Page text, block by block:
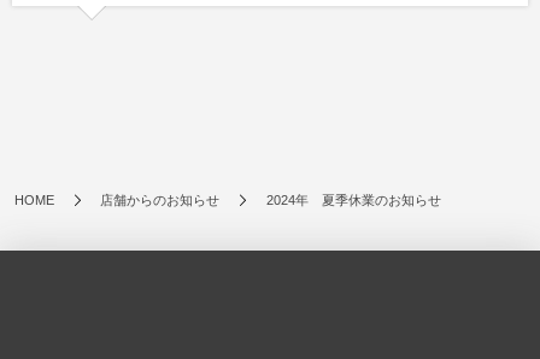
HOME 店舗からのお知らせ 2024年 夏季休業のお知らせ